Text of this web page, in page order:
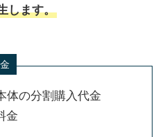
します。
体の分割購入代金
金